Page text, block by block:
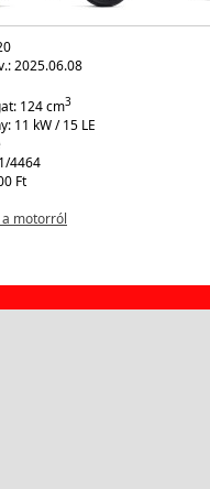
2025.06.08
124cm3
11 kW / 15 LE
1/4464
Ft
a motorról